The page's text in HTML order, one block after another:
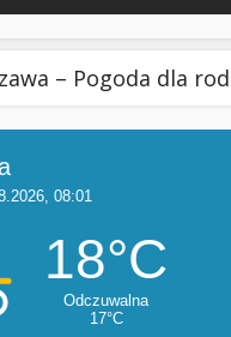
– Pogoda dla